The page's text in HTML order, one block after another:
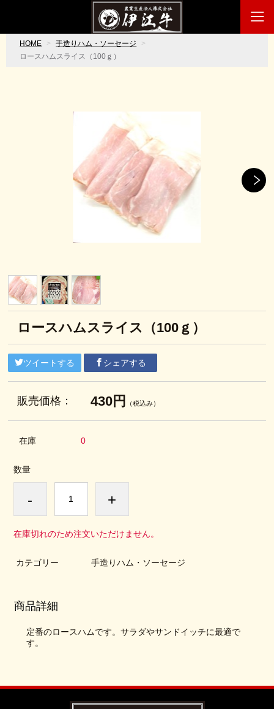
HOME
手造りハム・ソーセージ
ロースハムスライス（100ｇ）
ロースハムスライス（100ｇ）
ツイートする シェアする
販売価格： 430円 （税込み）
在庫 0
数量
- +
在庫切れのため注文いただけません。
カテゴリー 手造りハム・ソーセージ
商品詳細
定番のロースハムです。サラダやサンドイッチに最適で
す。